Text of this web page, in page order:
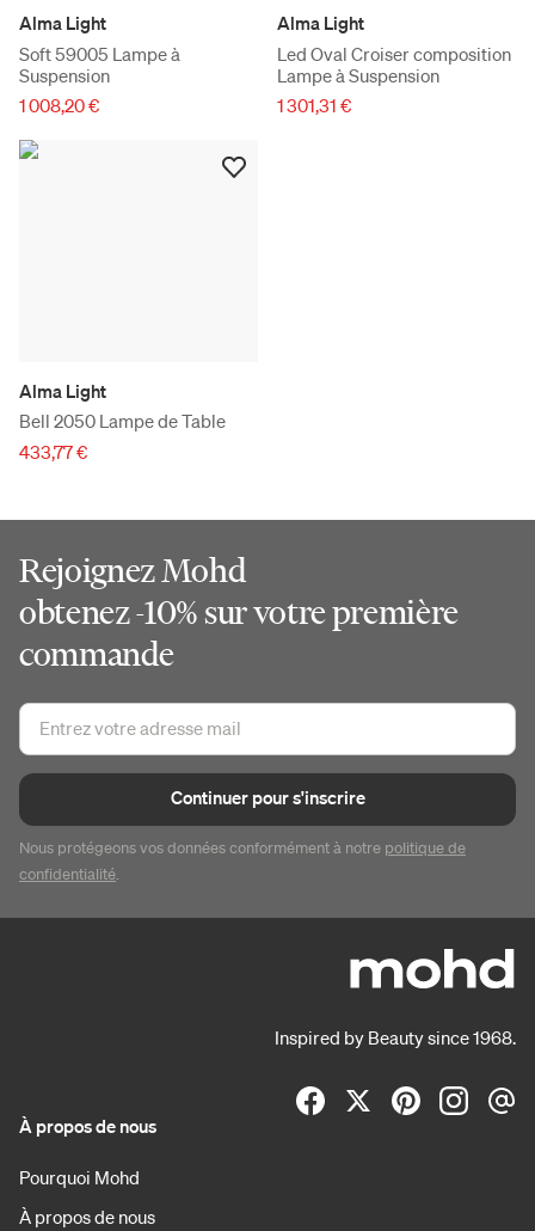
Alma Light
Soft 59005 Lampe à
Suspension
1 008,20 €
Alma Light
Led Oval Croiser composition
Lampe à Suspension
1 301,31 €
Alma Light
Bell 2050 Lampe de Table
433,77 €
Rejoignez Mohd
obtenez -10% sur votre première
commande
Continuer pour s'inscrire
Nous protégeons vos données conformément à notre politique de
confidentialité.
Inspired by Beauty since 1968.
À propos de nous
Pourquoi Mohd
À propos de nous